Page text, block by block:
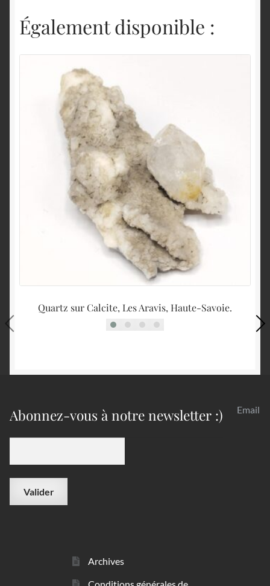
Également disponible :
Quartz sur Calcite, Les Aravis, Haute-Savoie.
Abonnez-vous à notre newsletter :) Email
Archives